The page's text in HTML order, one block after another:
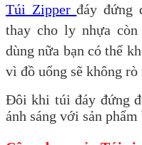
Túi Zipperđáy đứng
thay cho ly nhựa
dùng nữa bạn có thể
vì đồ uống sẽ không
Đôi khi túi đáy đứng
ánh sáng với sản phẩm